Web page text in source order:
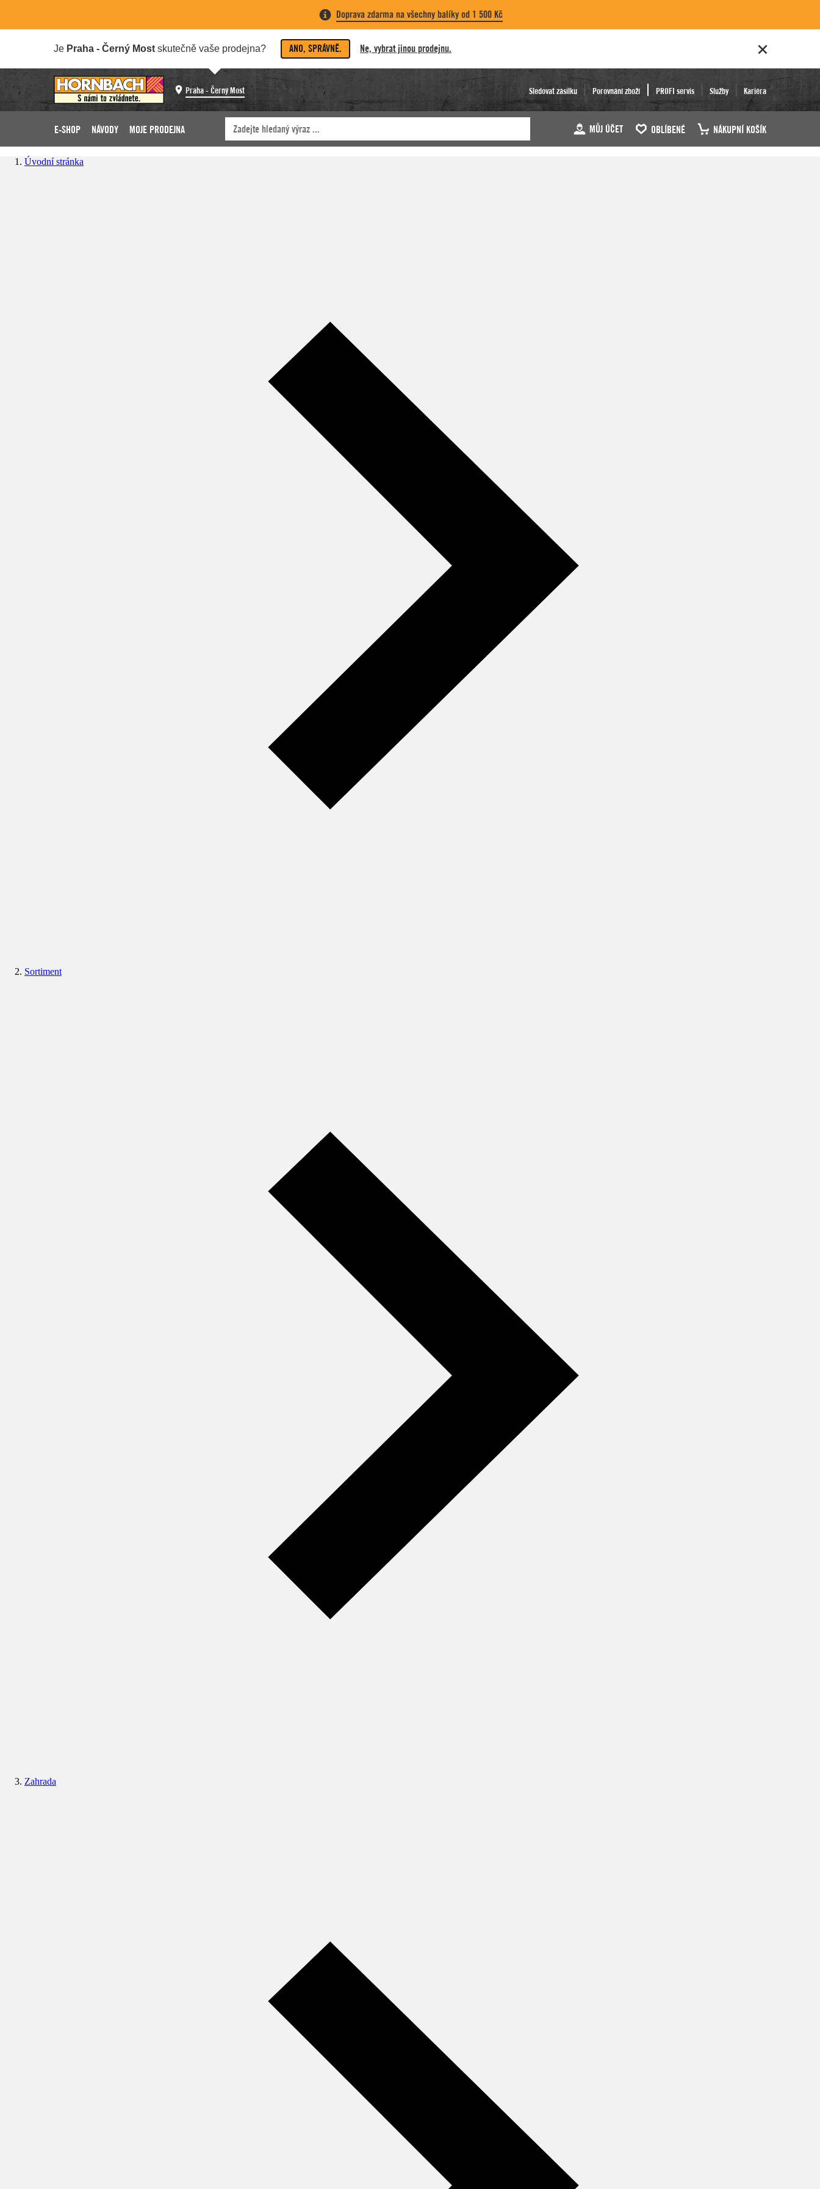
Doprava zdarma na všechny balíky od 1 500 Kč
Je Praha - Černý Most skutečně vaše prodejna? ANO, SPRÁVNĚ. Ne, vybrat jinou prodejnu.
Praha - Černý Most Sledovat zásilku Porovnání zboží PROFI servis Služby Kariéra
E-SHOP NÁVODY MOJE PRODEJNA MŮJ ÚČET OBLÍBENÉ NÁKUPNÍ KOŠÍK
Úvodní stránka
Sortiment
Zahrada